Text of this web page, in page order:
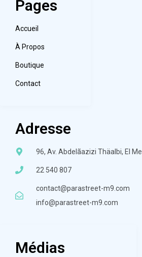
Pages
Accueil
À Propos
Boutique
Contact
Adresse
96, Av. Abdelãazizi Thäalbi, El
22 540 807
contact@parastreet-m9.com
info@parastreet-m9.com
Médias